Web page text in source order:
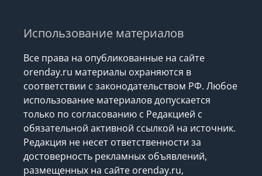
Использование материалов
Все права на опубликованные на сайте
orenday.ru материалы охраняются в
соответствии с законодательством РФ. Любое
использование материалов допускается
только по согласованию с Редакцией с
обязательной активной ссылкой на источник.
Редакция не несет ответственности за